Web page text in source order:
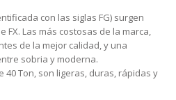
con las siglas FG) surgen
FX. Las más costosas de la marca,
de la mejor calidad, y una
sobria y moderna.
40 Ton, son ligeras, duras, rápidas y